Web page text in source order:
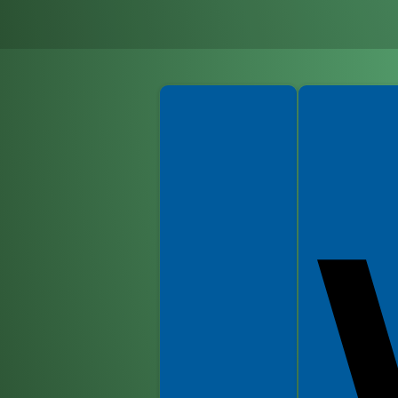
Spełniamy standardy WCAG 2.2 Spełniamy standardy